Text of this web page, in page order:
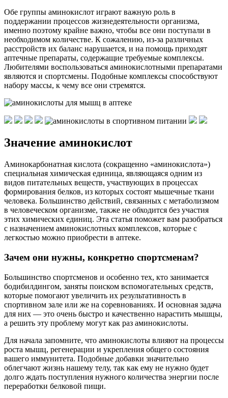
Обе группы аминокислот играют важную роль в
поддержании процессов жизнедеятельности организма,
именно поэтому крайне важно, чтобы все они поступали в
необходимом количестве. К сожалению, из-за различных
расстройств их баланс нарушается, и на помощь приходят
аптечные препараты, содержащие требуемые комплексы.
Любителями воспользоваться аминокислотными препаратами
являются и спортсмены. Подобные комплексы способствуют
набору массы, к чему все они стремятся.
Значение аминокислот
Аминокарбонатная кислота (сокращенно «аминокислота»)
специальная химическая единица, являющаяся одним из
видов питательных веществ, участвующих в процессах
формирования белков, из которых состоят мышечные ткани
человека. Большинство действий, связанных с метаболизмом
в человеческом организме, также не обходится без участия
этих химических единиц. Эта статья поможет вам разобраться
с назначением аминокислотных комплексов, которые с
легкостью можно приобрести в аптеке.
Зачем они нужны, конкретно спортсменам?
Большинство спортсменов и особенно тех, кто занимается
бодибилдингом, заняты поиском вспомогательных средств,
которые помогают увеличить их результативность в
спортивном зале или же на соревнованиях. И основная задача
для них — это очень быстро и качественно нарастить мышцы,
а решить эту проблему могут как раз аминокислоты.
Для начала запомните, что аминокислоты влияют на процессы
роста мышц, регенерации и укрепления общего состояния
вашего иммунитета. Подобные добавки значительно
облегчают жизнь нашему телу, так как ему не нужно будет
долго ждать поступления нужного количества энергии после
переработки белковой пищи.